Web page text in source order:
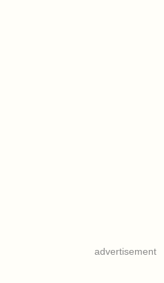
advertisement